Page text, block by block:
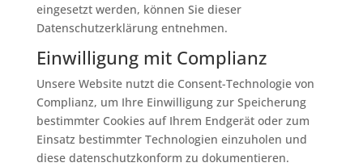
eingesetzt werden, können Sie dieser
Datenschutzerklärung entnehmen.
Einwilligung mit Complianz
Unsere Website nutzt die Consent-Technologie von
Complianz, um Ihre Einwilligung zur Speicherung
bestimmter Cookies auf Ihrem Endgerät oder zum
Einsatz bestimmter Technologien einzuholen und
diese datenschutzkonform zu dokumentieren.